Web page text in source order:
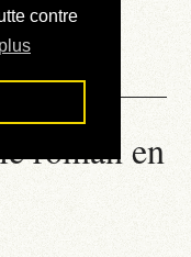
contre
roman en